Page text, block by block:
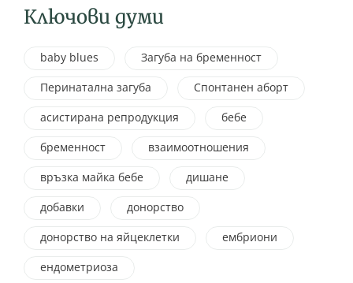
Ключови думи
baby blues
Загуба на бременност
Перинатална загуба
Спонтанен аборт
асистирана репродукция
бебе
бременност
взаимоотношения
връзка майка бебе
дишане
добавки
донорство
донорство на яйцеклетки
ембриони
ендометриоза